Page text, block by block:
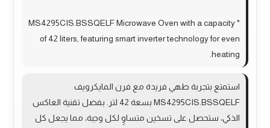
* MS4295CIS.BSSQELF Microwave Oven with a capacity
of 42 liters, featuring smart inverter technology for even
heating.
استمتع بتجربة طهي فريدة مع فرن المايكرويف
MS4295CIS.BSSQELF بسعة 42 لتر. بفضل تقنية العاكس
الذكي، ستحصل على تسخين متساوٍ لكل وجبة، مما يجعل كل